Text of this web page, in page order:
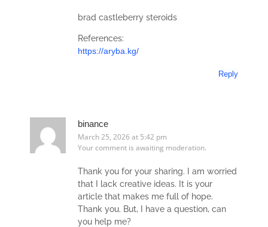
brad castleberry steroids
References:
https://aryba.kg/
Reply
binance
March 25, 2026 at 5:42 pm
Your comment is awaiting moderation.
Thank you for your sharing. I am worried
that I lack creative ideas. It is your
article that makes me full of hope.
Thank you. But, I have a question, can
you help me?